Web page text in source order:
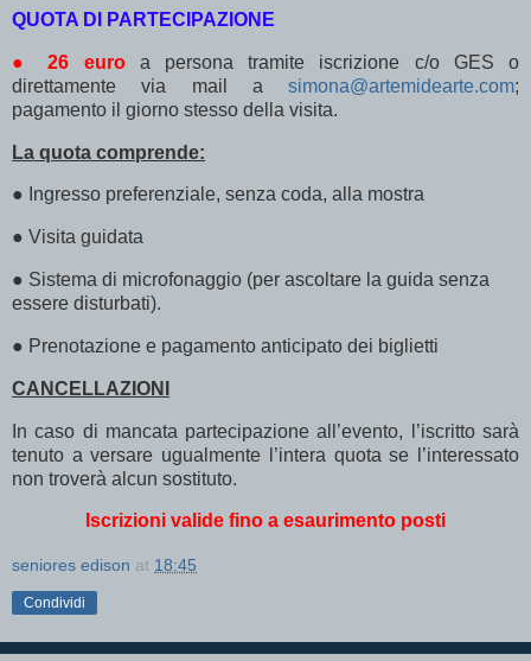
QUOTA DI PARTECIPAZIONE
●26 euro
a persona tramite iscrizione c/o GES o
direttamente via mail a simona@artemidearte.com;
pagamento il giorno stesso della visita.
La quota comprende:
● Ingresso preferenziale, senza coda, alla mostra
● Visita guidata
● Sistema di microfonaggio (per ascoltare la guida senza
essere disturbati).
● Prenotazione e pagamento anticipato dei biglietti
CANCELLAZIONI
In caso di mancata partecipazione all’evento, l’iscritto sarà
tenuto a versare ugualmente l’intera quota se l’interessato
non troverà alcun sostituto.
Iscrizioni valide fino a esaurimento posti
seniores edison at 18:45
Condividi